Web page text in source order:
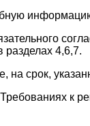
4,6,7.
срок,
к